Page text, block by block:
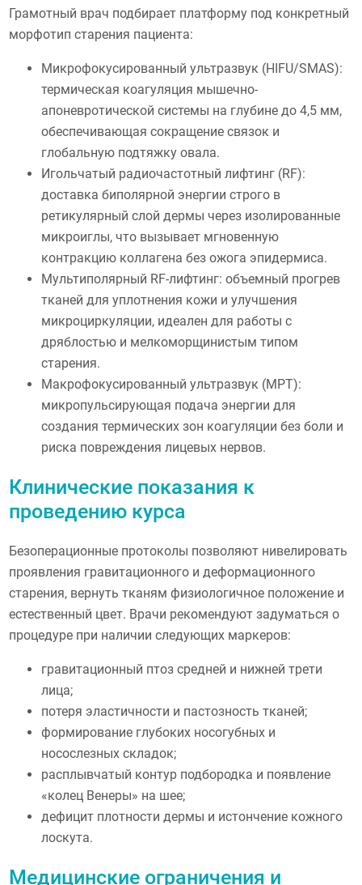
Грамотный врач подбирает платформу под конкретный
морфотип старения пациента:
Микрофокусированный ультразвук (HIFU/SMAS):
термическая коагуляция мышечно-
апоневротической системы на глубине до 4,5 мм,
обеспечивающая сокращение связок и
глобальную подтяжку овала.
Игольчатый радиочастотный лифтинг (RF):
доставка биполярной энергии строго в
ретикулярный слой дермы через изолированные
микроиглы, что вызывает мгновенную
контракцию коллагена без ожога эпидермиса.
Мультиполярный RF-лифтинг: объемный прогрев
тканей для уплотнения кожи и улучшения
микроциркуляции, идеален для работы с
дряблостью и мелкоморщинистым типом
старения.
Макрофокусированный ультразвук (MPT):
микропульсирующая подача энергии для
создания термических зон коагуляции без боли и
риска повреждения лицевых нервов.
Клинические показания к
проведению курса
Безоперационные протоколы позволяют нивелировать
проявления гравитационного и деформационного
старения, вернуть тканям физиологичное положение и
естественный цвет. Врачи рекомендуют задуматься о
процедуре при наличии следующих маркеров:
гравитационный птоз средней и нижней трети
лица;
потеря эластичности и пастозность тканей;
формирование глубоких носогубных и
носослезных складок;
расплывчатый контур подбородка и появление
«колец Венеры» на шее;
дефицит плотности дермы и истончение кожного
лоскута.
Медицинские ограничения и